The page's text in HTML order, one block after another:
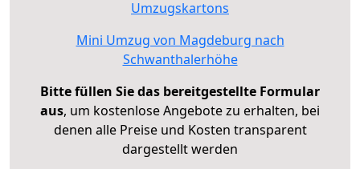
Umzugskartons
Mini Umzug von Magdeburg nach
Schwanthalerhöhe
Bitte füllen Sie das bereitgestellte Formular
aus, um kostenlose Angebote zu erhalten, bei
denen alle Preise und Kosten transparent
dargestellt werden